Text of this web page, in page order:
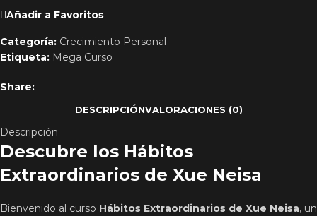
Añadir a Favoritos
Categoría: Crecimiento Personal
Etiqueta: Mega Curso
Share:
DESCRIPCIÓNVALORACIONES (0)
Descripción
Descubre los Hábitos
Extraordinarios de Xue Neisa
Bienvenido al curso Hábitos Extraordinarios de Xue Neisa, un